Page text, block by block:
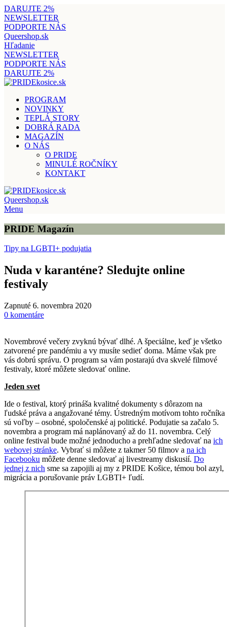
DARUJTE 2%
NEWSLETTER
PODPORTE NÁS
Queershop.sk
Hľadanie
NEWSLETTER
PODPORTE NÁS
DARUJTE 2%
PROGRAM
NOVINKY
TEPLÁ STORY
DOBRÁ RADA
MAGAZÍN
O NÁS
O PRIDE
MINULÉ ROČNÍKY
KONTAKT
Queershop.sk
Menu
PRIDE Magazín
Tipy na LGBTI+ podujatia
Nuda v karanténe? Sledujte online
festivaly
Zapnuté 6. novembra 2020
0 komentáre
Novembrové večery zvyknú bývať dlhé. A špeciálne, keď je všetko
zatvorené pre pandémiu a vy musíte sedieť doma. Máme však pre
vás dobrú správu. O program sa vám postarajú dva skvelé filmové
festivaly, ktoré môžete sledovať online.
Jeden svet
Ide o festival, ktorý prináša kvalitné dokumenty s dôrazom na
ľudské práva a angažované témy. Ústredným motívom tohto ročníka
sú voľby – osobné, spoločenské aj politické. Podujatie sa začalo 5.
novembra a program má naplánovaný až do 11. novembra. Celý
online festival bude možné jednoducho a prehľadne sledovať na ich
webovej stránke. Vybrať si môžete z takmer 50 filmov a na ich
Facebooku môžete denne sledovať aj livestreamy diskusií. Do
jednej z nich sme sa zapojili aj my z PRIDE Košice, témou bol azyl,
migrácia a porušovanie práv LGBTI+ ľudí.